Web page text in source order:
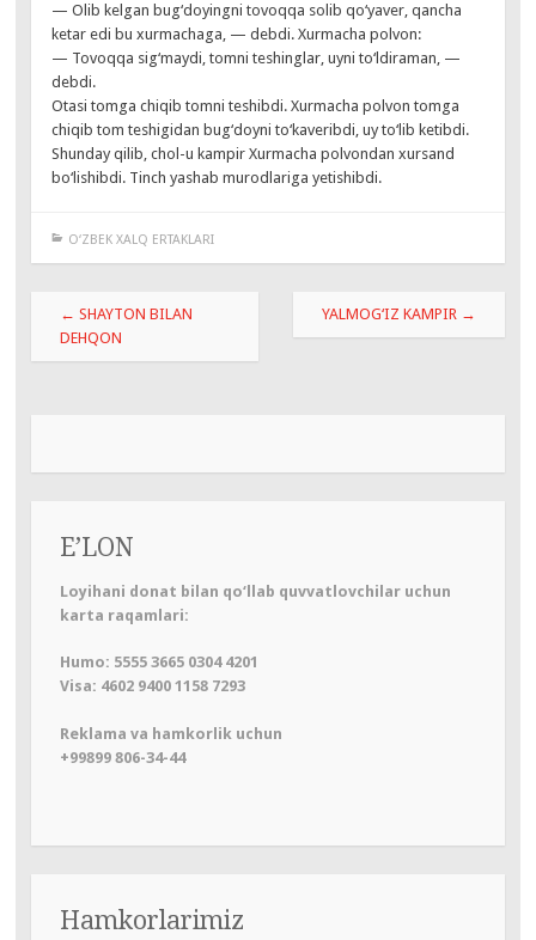
— Olib kelgan bug‘doyingni tovoqqa solib qo‘yaver, qancha
ketar edi bu xurmachaga, — debdi. Xurmacha polvon:
— Tovoqqa sig‘maydi, tomni teshinglar, uyni to‘ldiraman, —
debdi.
Otasi tomga chiqib tomni teshibdi. Xurmacha polvon tomga
chiqib tom teshigidan bug‘doyni to‘kaveribdi, uy to‘lib ketibdi.
Shunday qilib, chol-u kampir Xurmacha polvondan xursand
bo‘lishibdi. Tinch yashab murodlariga yetishibdi.
O‘ZBEK XALQ ERTAKLARI
Навигация
← SHAYTON BILAN
DEHQON
YALMOG‘IZ KAMPIR →
E’LON
Loyihani donat bilan qo‘llab quvvatlovchilar uchun
karta raqamlari:
Humo: 5555 3665 0304 4201
Visa: 4602 9400 1158 7293
Reklama va hamkorlik uchun
+99899 806-34-44
Hamkorlarimiz